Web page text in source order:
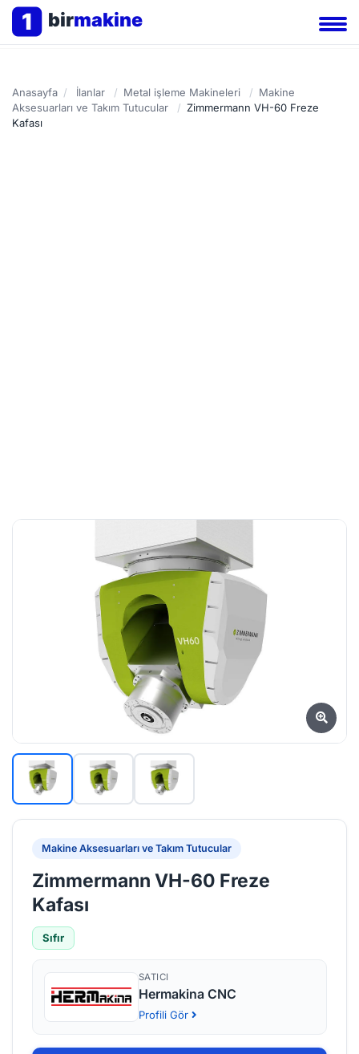
1 birmakine
Anasayfa / İlanlar / Metal işleme Makineleri / Makine
Aksesuarları ve Takım Tutucular
/ Zimmermann VH-60 Freze
Kafası
Makine Aksesuarları ve Takım Tutucular
Zimmermann VH-60 Freze
Kafası
Sıfır
SATICI
Hermakina CNC
Profili Gör